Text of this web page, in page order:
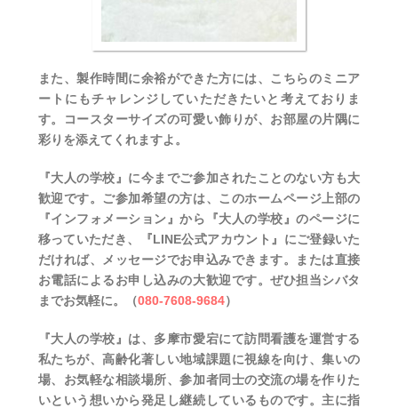
また、製作時間に余裕ができた方には、こちらのミニア
ートにもチャレンジしていただきたいと考えておりま
す。コースターサイズの可愛い飾りが、お部屋の片隅に
彩りを添えてくれますよ。
『大人の学校』に今までご参加されたことのない方も大
歓迎です。ご参加希望の方は、このホームページ上部の
『インフォメーション』から『大人の学校』のページに
移っていただき、『LINE公式アカウント』にご登録いた
だければ、メッセージでお申込みできます。または直接
お電話によるお申し込みの大歓迎です。ぜひ担当シバタ
までお気軽に。（080-7608-9684）
『大人の学校』は、多摩市愛宕にて訪問看護を運営する
私たちが、高齢化著しい地域課題に視線を向け、集いの
場、お気軽な相談場所、参加者同士の交流の場を作りた
いという想いから発足し継続しているものです。主に指